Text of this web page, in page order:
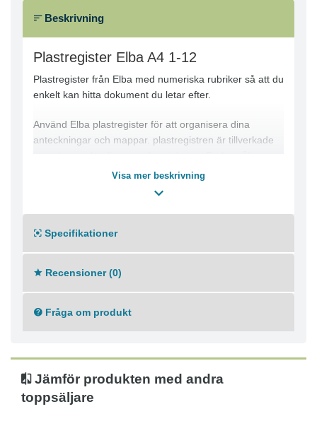
Beskrivning
Plastregister Elba A4 1-12
Plastregister från Elba med numeriska rubriker så att du
enkelt kan hitta dokument du letar efter.
Använd Elba plastregister för att organisera dina
anteckningar och mappar. plastregistren är tillverkade
plastregister tål dagligt slitage. De är märkta med ett
Tillverkad av polypropen
Universalstansade för användning i alla pärmar
Numeriska rubriker
Mått: 230 x 330 mm
Visa mer beskrivning
Specifikationer
Recensioner (0)
Fråga om produkt
Jämför produkten med andra
toppsäljare